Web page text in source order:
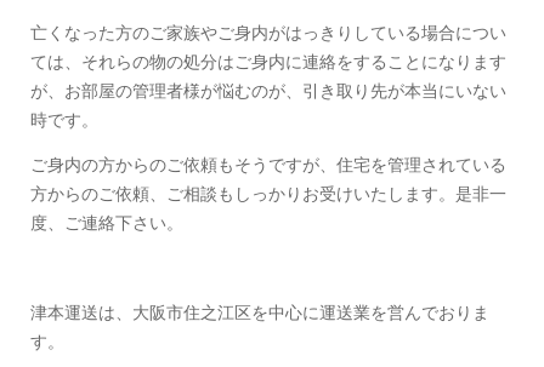
亡くなった方のご家族やご身内がはっきりしている場合につい
ては、それらの物の処分はご身内に連絡をすることになります
が、お部屋の管理者様が悩むのが、引き取り先が本当にいない
時です。
ご身内の方からのご依頼もそうですが、住宅を管理されている
方からのご依頼、ご相談もしっかりお受けいたします。是非一
度、ご連絡下さい。
津本運送は、大阪市住之江区を中心に運送業を営んでおりま
す。